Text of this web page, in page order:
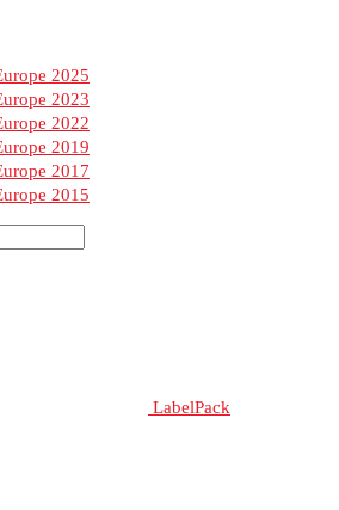
2025
2023
2022
2019
2017
2015
LabelPack